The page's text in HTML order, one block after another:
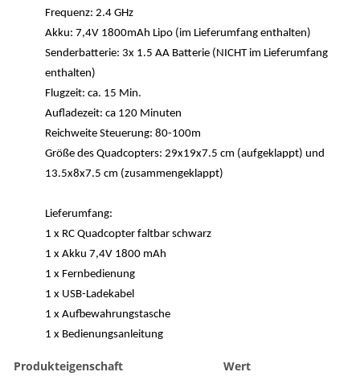
Frequenz: 2.4 GHz
Akku: 7,4V 1800mAh Lipo (im Lieferumfang enthalten)
Senderbatterie: 3x 1.5 AA Batterie (NICHT im Lieferumfang
enthalten)
Flugzeit: ca. 15 Min.
Aufladezeit: ca 120 Minuten
Reichweite Steuerung: 80-100m
Größe des Quadcopters: 29x19x7.5 cm (aufgeklappt) und
13.5x8x7.5 cm (zusammengeklappt)
Lieferumfang:
1 x RC Quadcopter faltbar schwarz
1 x Akku 7,4V 1800 mAh
1 x Fernbedienung
1 x USB-Ladekabel
1 x Aufbewahrungstasche
1 x Bedienungsanleitung
Produkteigenschaft Wert